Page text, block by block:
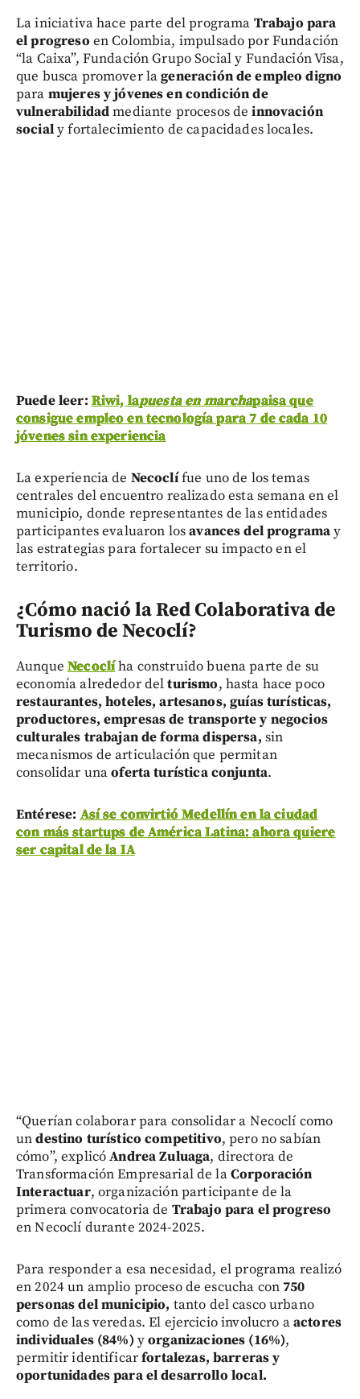
La iniciativa hace parte del programa Trabajo para
el progreso en Colombia, impulsado por Fundación
“la Caixa”, Fundación Grupo Social y Fundación Visa,
que busca promover lageneración de empleo digno
para mujeres y jóvenes en condición de
vulnerabilidadmediante procesos deinnovación
socialy fortalecimiento de capacidades locales.
Puede leer: Riwi, lapuesta en marchapaisa que
consigue empleo en tecnología para 7 de cada 10
jóvenes sin experiencia
La experiencia de Necoclífue uno de los temas
centrales del encuentro realizado esta semana en el
municipio, donde representantes de las entidades
participantes evaluaron losavances del programay
las estrategias para fortalecer su impacto en el
territorio.
¿Cómo nació la Red Colaborativa de
Turismo de Necoclí?
AunqueNecoclíha construido buena parte de su
economía alrededor delturismo, hasta hace poco
restaurantes, hoteles, artesanos, guías turísticas,
productores, empresas de transporte y negocios
culturales trabajan de forma dispersa, sin
mecanismos de articulación que permitan
consolidar unaoferta turística conjunta.
Entérese: Así se convirtió Medellín en la ciudad
con más startups de América Latina: ahora quiere
ser capital de la IA
“Querían colaborar para consolidar a Necoclí como
undestino turístico competitivo, pero no sabían
cómo”, explicóAndrea Zuluaga, directora de
Transformación Empresarial de laCorporación
Interactuar, organización participante de la
primera convocatoria de Trabajo para el progreso
en Necoclí durante 2024-2025.
Para responder a esa necesidad, el programa realizó
en 2024 un amplio proceso de escucha con750
personas del municipio, tanto del casco urbano
como de las veredas. El ejercicio involucro aactores
individuales (84%)yorganizaciones (16%),
permitir identificarfortalezas, barreras y
oportunidades para el desarrollo local.